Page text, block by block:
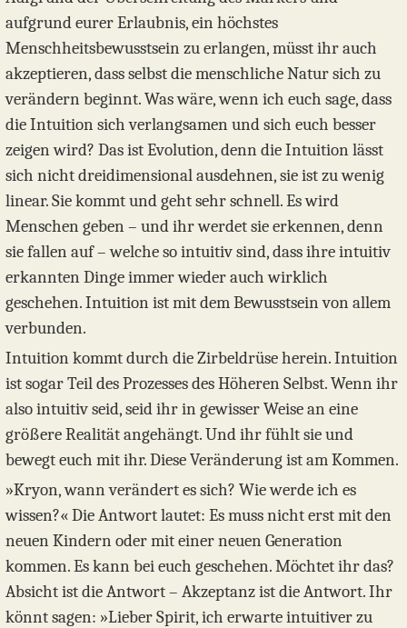
aufgrund eurer Erlaubnis, ein höchstes
Menschheitsbewusstsein zu erlangen, müsst ihr auch
akzeptieren, dass selbst die menschliche Natur sich zu
verändern beginnt. Was wäre, wenn ich euch sage, dass
die Intuition sich verlangsamen und sich euch besser
zeigen wird? Das ist Evolution, denn die Intuition lässt
sich nicht dreidimensional ausdehnen, sie ist zu wenig
linear. Sie kommt und geht sehr schnell. Es wird
Menschen geben – und ihr werdet sie erkennen, denn
sie fallen auf – welche so intuitiv sind, dass ihre intuitiv
erkannten Dinge immer wieder auch wirklich
geschehen. Intuition ist mit dem Bewusstsein von allem
verbunden.
Intuition kommt durch die Zirbeldrüse herein. Intuition
ist sogar Teil des Prozesses des Höheren Selbst. Wenn ihr
also intuitiv seid, seid ihr in gewisser Weise an eine
größere Realität angehängt. Und ihr fühlt sie und
bewegt euch mit ihr. Diese Veränderung ist am Kommen.
»Kryon, wann verändert es sich? Wie werde ich es
wissen?« Die Antwort lautet: Es muss nicht erst mit den
neuen Kindern oder mit einer neuen Generation
kommen. Es kann bei euch geschehen. Möchtet ihr das?
Absicht ist die Antwort – Akzeptanz ist die Antwort. Ihr
könnt sagen: »Lieber Spirit, ich erwarte intuitiver zu